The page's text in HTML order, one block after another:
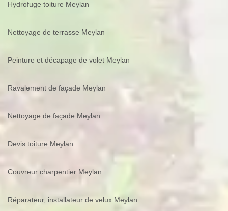
Hydrofuge toiture Meylan
Nettoyage de terrasse Meylan
Peinture et décapage de volet Meylan
Ravalement de façade Meylan
Nettoyage de façade Meylan
Devis toiture Meylan
Couvreur charpentier Meylan
Réparateur, installateur de velux Meylan